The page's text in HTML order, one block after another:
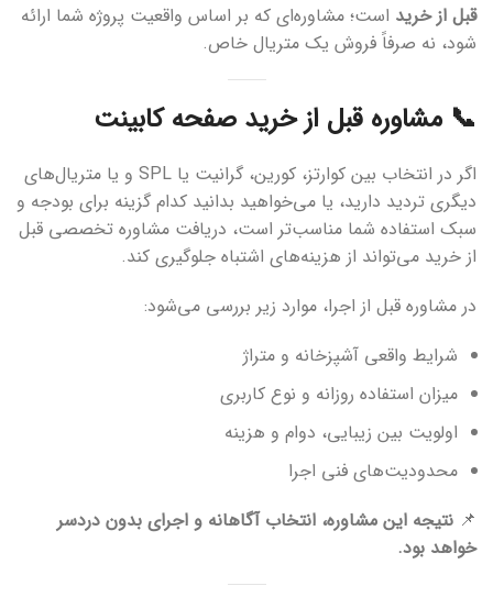
قبل از خرید است؛ مشاوره‌ای که بر اساس واقعیت پروژه شما ارائه
شود، نه صرفاً فروش یک متریال خاص.
📞 مشاوره قبل از خرید صفحه کابینت
اگر در انتخاب بین کوارتز، کورین، گرانیت یا SPL و یا متریال‌های
دیگری تردید دارید، یا می‌خواهید بدانید کدام گزینه برای بودجه و
سبک استفاده شما مناسب‌تر است، دریافت مشاوره تخصصی قبل
از خرید می‌تواند از هزینه‌های اشتباه جلوگیری کند.
در مشاوره قبل از اجرا، موارد زیر بررسی می‌شود:
شرایط واقعی آشپزخانه و متراژ
میزان استفاده روزانه و نوع کاربری
اولویت بین زیبایی، دوام و هزینه
محدودیت‌های فنی اجرا
📌 نتیجه این مشاوره، انتخاب آگاهانه و اجرای بدون دردسر
خواهد بود.